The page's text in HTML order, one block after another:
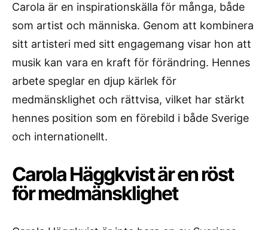
Carola är en inspirationskälla för många, både
som artist och människa. Genom att kombinera
sitt artisteri med sitt engagemang visar hon att
musik kan vara en kraft för förändring. Hennes
arbete speglar en djup kärlek för
medmänsklighet och rättvisa, vilket har stärkt
hennes position som en förebild i både Sverige
och internationellt.
Carola Häggkvist är en röst
för medmänsklighet